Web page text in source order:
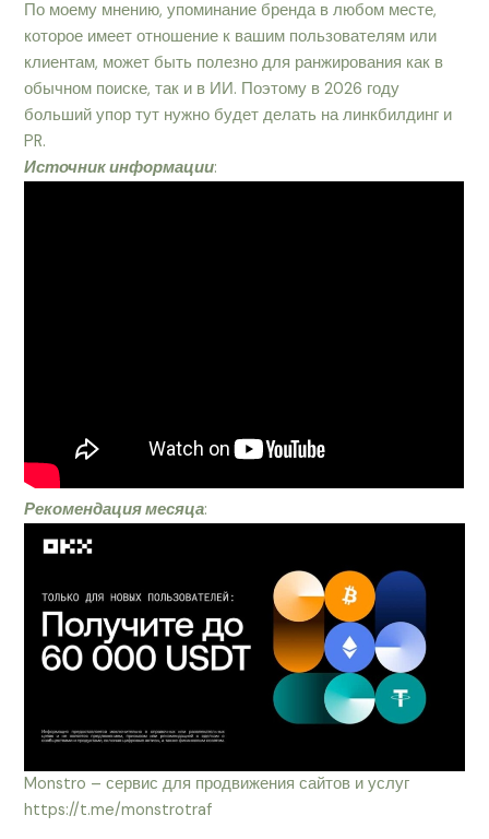
По моему мнению, упоминание бренда в любом месте,
которое имеет отношение к вашим пользователям или
клиентам, может быть полезно для ранжирования как в
обычном поиске, так и в ИИ. Поэтому в 2026 году
больший упор тут нужно будет делать на линкбилдинг и
PR.
Источник информации:
Рекомендация месяца:
Monstro – сервис для продвижения сайтов и услуг
https://t.me/monstrotraf